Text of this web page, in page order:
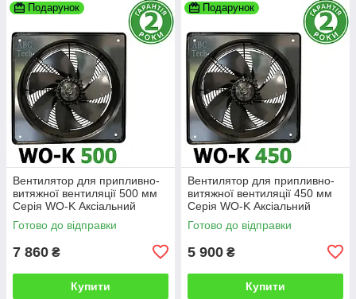
Подарунок
Вентилятор для припливно-
витяжної вентиляції 500 мм
Серія WO-K Аксіальний
вентилятор низького тиску
QuickAir
Готово до відправки
7 860 ₴
Купити
Подарунок
Вентилятор для припливно-
витяжної вентиляції 450 мм
Серія WO-K Аксіальний
вентилятор низького тиску
QuickAir
Готово до відправки
5 900 ₴
Купити